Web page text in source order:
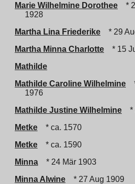
Marie Wilhelmine Dorothee
*
1928
Martha Lina Friederike
* 29
Martha Minna Charlotte
* 15
Mathilde
Mathilde Caroline Wilhelmine
1976
Mathilde Justine Wilhelmine
*
Metke
* ca. 1570
Metke
* ca. 1590
Minna
* 24 Mär 1903
Minna Alwine
* 27 Aug 1909